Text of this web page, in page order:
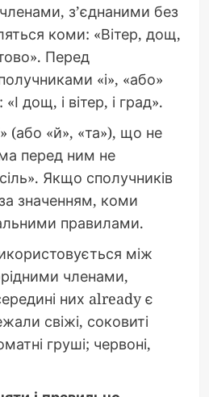
з’єднаними без
коми: «Вітер, дощ,
Перед
«і», «або»
дощ, і вітер, і град».
(або «й», «та»), що не
перед ним не
Якщо сполучників
за значенням, коми
правилами.
між
членами,
них already є
свіжі, соковиті
груші; червоні,